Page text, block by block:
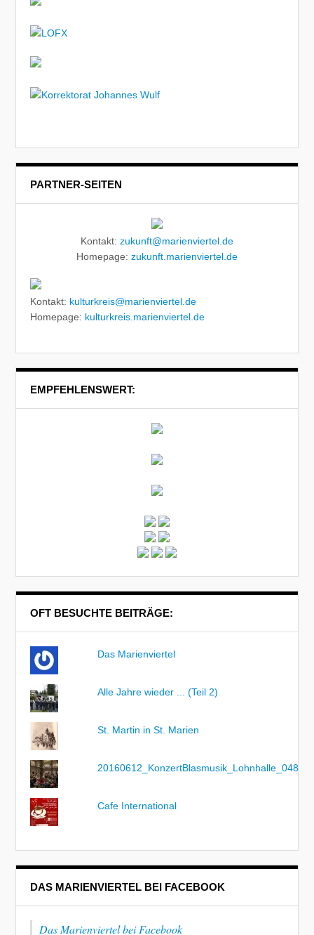
PARTNER-SEITEN
Kontakt: zukunft@marienviertel.de
Homepage: zukunft.marienviertel.de
Kontakt: kulturkreis@marienviertel.de
Homepage: kulturkreis.marienviertel.de
EMPFEHLENSWERT:
OFT BESUCHTE BEITRÄGE:
Das Marienviertel
Alle Jahre wieder ... (Teil 2)
St. Martin in St. Marien
20160612_KonzertBlasmusik_Lohnhalle_048
Cafe International
DAS MARIENVIERTEL BEI FACEBOOK
Das Marienviertel bei Facebook